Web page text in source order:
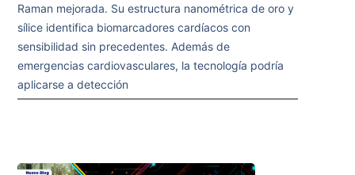
Raman mejorada. Su estructura nanométrica de oro y
sílice identifica biomarcadores cardíacos con
sensibilidad sin precedentes. Además de
emergencias cardiovasculares, la tecnología podría
aplicarse a detección